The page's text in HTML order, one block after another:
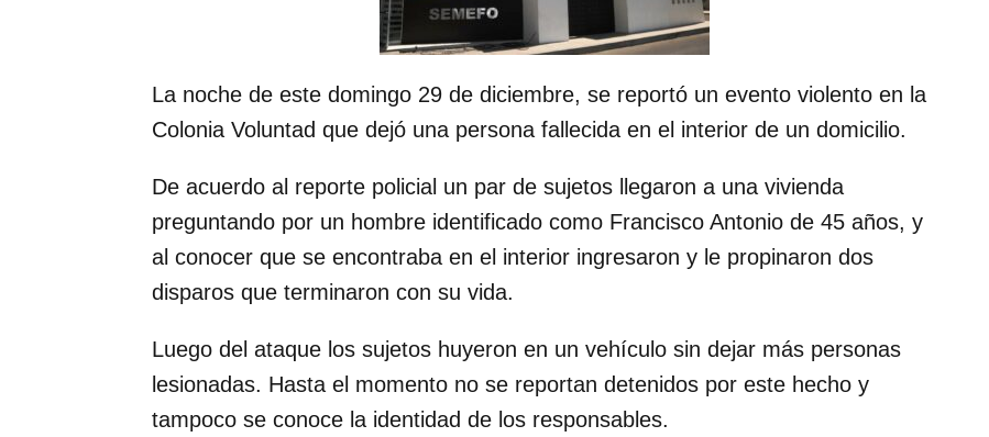
La noche de este domingo 29 de diciembre, se reportó un evento violento en la
Colonia Voluntad que dejó una persona fallecida en el interior de un domicilio.
De acuerdo al reporte policial un par de sujetos llegaron a una vivienda
preguntando por un hombre identificado como Francisco Antonio de 45 años, y
al conocer que se encontraba en el interior ingresaron y le propinaron dos
disparos que terminaron con su vida.
Luego del ataque los sujetos huyeron en un vehículo sin dejar más personas
lesionadas. Hasta el momento no se reportan detenidos por este hecho y
tampoco se conoce la identidad de los responsables.